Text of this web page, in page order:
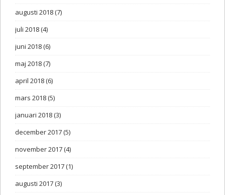
augusti 2018(7)
juli 2018(4)
juni 2018(6)
maj 2018(7)
april 2018(6)
mars 2018(5)
januari 2018(3)
december 2017(5)
november 2017(4)
september 2017(1)
augusti 2017(3)